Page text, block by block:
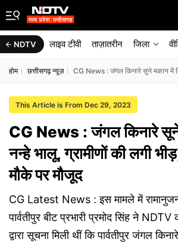
NDTV लाइव टीवी ताज़ातरीन जिला
होम छत्तीसगढ़ न्यूज़ CG News : जंगल किनारे सूने मकान में
This Article is From Dec 29, 2023
CG News : जंगल किनारे
नन्हे भालू, ग्रामीणों की लगी
मौके पर मौजूद
CG Latest News : इस मामले में
पार्वतीपुर बीट प्रभारी प्रमोद सिंह ने NDTV
द्वारा सूचना मिली थीं कि पार्वतीपुर जंगल